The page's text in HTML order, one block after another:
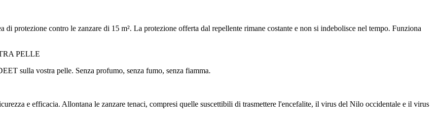
protezione contro le zanzare di 15 m². La protezione offerta dal repellente rimane costante e non si indebolisce nel tempo. Funziona
PELLE
sulla vostra pelle. Senza profumo, senza fumo, senza fiamma.
e efficacia. Allontana le zanzare tenaci, compresi quelle suscettibili di trasmettere l'encefalite, il virus del Nilo occidentale e il virus